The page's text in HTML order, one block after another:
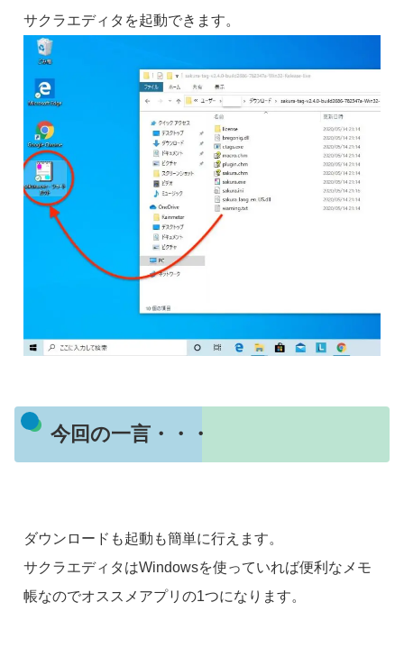
サクラエディタを起動できます。
今回の一言・・・
ダウンロードも起動も簡単に行えます。
サクラエディタはWindowsを使っていれば便利なメモ
帳なのでオススメアプリの1つになります。